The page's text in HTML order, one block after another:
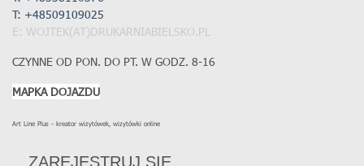
T: +48509109025
E: WOJTEK(AT)DRUKARNIABIELSKO.PL
CZYNNE OD PON. DO PT. W GODZ. 8-16
MAPKA DOJAZDU
Art Line Plus - kreator wizytówek, wizytówki online
ZAREJESTRUJ SIĘ